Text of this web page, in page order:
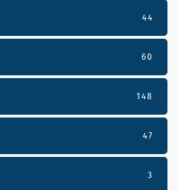
44
60
148
47
3